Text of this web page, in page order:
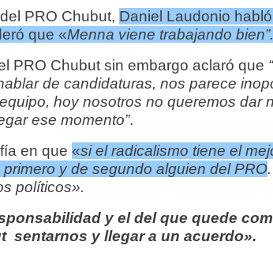
PRO Chubut, Daniel Laudonio
que «Menna viene trabajando bien”.
PRO Chubut sin embargo aclaró que
de candidaturas, nos parece
hoy nosotros no queremos dar
ese momento”.
en que «si el radicalismo tiene el
y de segundo alguien del PRO
políticos».
y el del que quede
sentarnos y llegar a un acuerdo».